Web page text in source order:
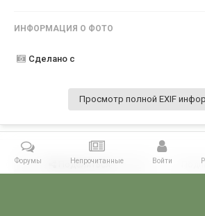
ИНФОРМАЦИЯ О ФОТО
Сделано с
Просмотр полной EXIF
Поделиться
Форумы Непрочитанные Войти